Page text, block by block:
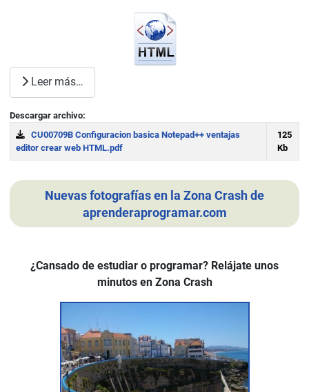
Leer más…
Descargar archivo:
CU00709B Configuracion basica Notepad++ ventajas
editor crear web HTML.pdf
125
Kb
Nuevas fotografías en la Zona Crash de
aprenderaprogramar.com
¿Cansado de estudiar o programar? Relájate unos
minutos en Zona Crash